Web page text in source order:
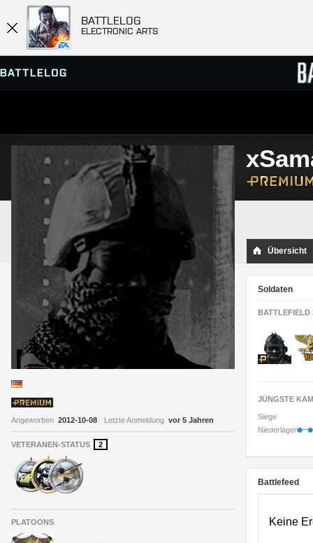
BATTLELOG
ELECTRONIC ARTS
SERVER-BROWSER
MATCHES
Angeworben 2012-10-08 Letzte Anmeldung vor 5 Jahren
VETERANEN-STATUS 2
PLATOONS
Übersicht
Soldaten
BATTLEFIELD
JÜNGSTE
Siege
Niederlagen• •
Battlefeed
Keine